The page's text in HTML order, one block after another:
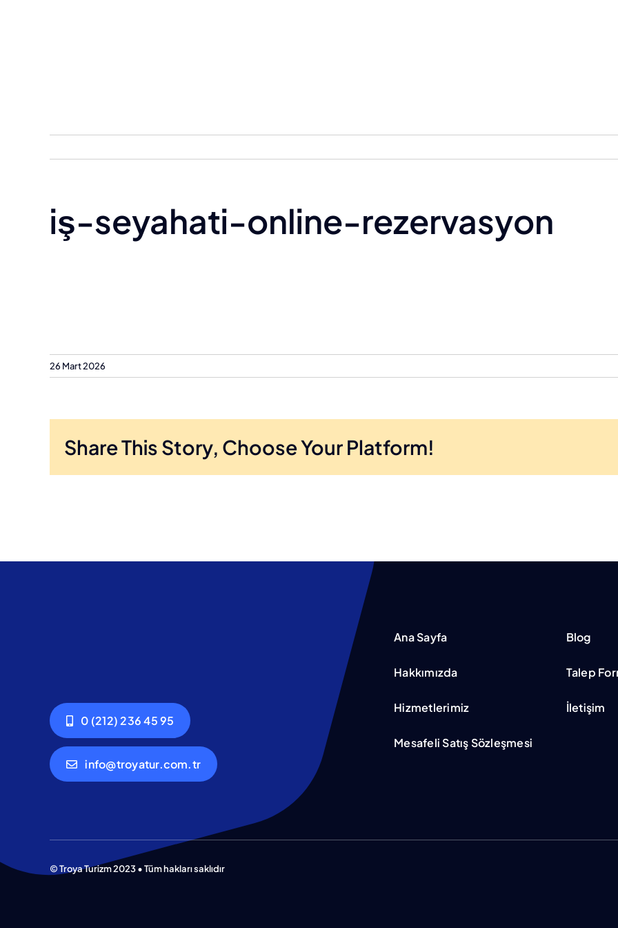
iş-seyahati-online-rezervasyon
26 Mart 2026
Share This Story, Choose Your Platform!
0 (212) 236 45 95
info@troyatur.com.tr
Ana Sayfa
Hakkımızda
Hizmetlerimiz
Mesafeli Satış Sözleşmesi
Blog
Talep
İletişim
© Troya Turizm 2023 • Tüm hakları saklıdır